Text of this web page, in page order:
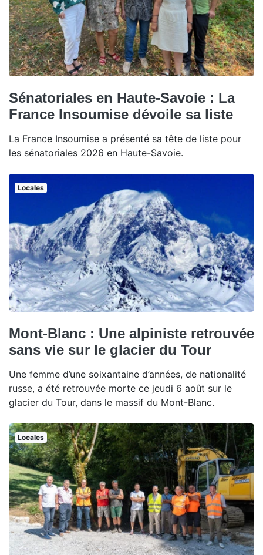
Sénatoriales en Haute-Savoie : La
France Insoumise dévoile sa liste
La France Insoumise a présenté sa tête de liste pour
les sénatoriales 2026 en Haute-Savoie.
Locales
Mont-Blanc : Une alpiniste retrouvée
sans vie sur le glacier du Tour
Une femme d’une soixantaine d’années, de nationalité
russe, a été retrouvée morte ce jeudi 6 août sur le
glacier du Tour, dans le massif du Mont-Blanc.
Locales